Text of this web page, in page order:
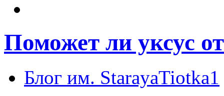
Поможет ли уксус
Блог им. StarayaTiotka1